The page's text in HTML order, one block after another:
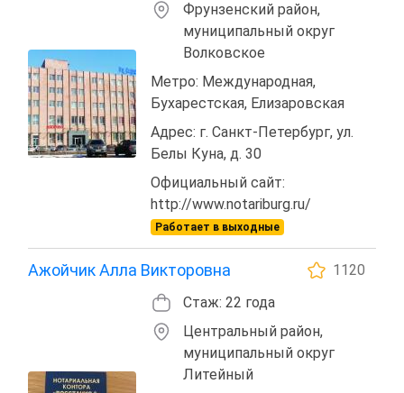
Фрунзенский район,
муниципальный округ
Волковское
Метро: Международная,
Бухарестская, Елизаровская
Адрес: г. Санкт-Петербург, ул.
Белы Куна, д. 30
Официальный сайт:
http://www.notariburg.ru/
Работает в выходные
Ажойчик Алла Викторовна
1120
Стаж: 22 года
Центральный район,
муниципальный округ
Литейный